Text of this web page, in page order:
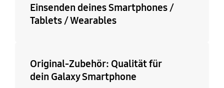
Einsenden deines Smartphones /
Tablets / Wearables
Original-Zubehör: Qualität für
dein Galaxy Smartphone